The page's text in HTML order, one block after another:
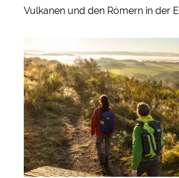
Vulkanen und den Römern in der